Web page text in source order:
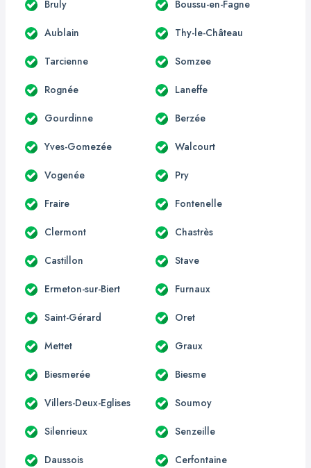
Bruly Boussu-en-Fagne
Aublain Thy-le-Château
Tarcienne Somzee
Rognée Laneffe
Gourdinne Berzée
Yves-Gomezée Walcourt
Vogenée Pry
Fraire Fontenelle
Clermont Chastrès
Castillon Stave
Ermeton-sur-Biert Furnaux
Saint-Gérard Oret
Mettet Graux
Biesmerée Biesme
Villers-Deux-Eglises Soumoy
Silenrieux Senzeille
Daussois Cerfontaine